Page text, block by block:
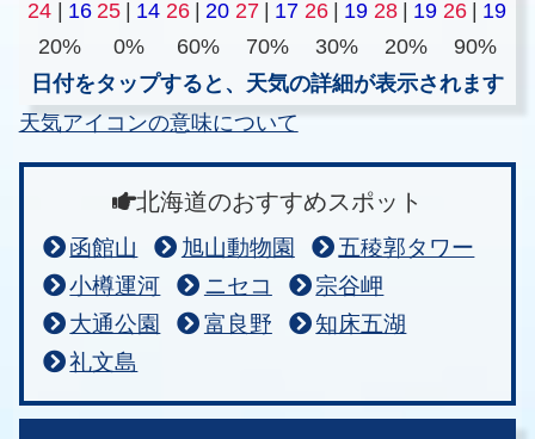
24 16 25 14 26 20 27 17 26 19 28 19 26
19
20%
0% 60% 70% 30% 20%
90%
日付をタップすると、天気の詳細が表示されます
天気アイコンの意味について
北海道のおすすめスポット
函館山 旭山動物園
五稜郭タワー
小樽運河
ニセコ
宗谷岬
大通公園
富良野
知床五湖
礼文島